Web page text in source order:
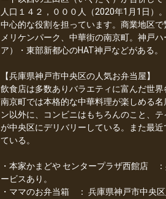
人口１４２，０００人（2020年1月1日）
中心的な役割を担っています。商業地区
メリケンパーク、中華街の南京町。神戸
ア）・東部新都心のHAT神戸などがある。
【兵庫県神戸市中央区の人気お弁当屋】
飲食店は多数ありバラエティに富んだ世
南京町では本格的な中華料理が楽しめる
ン以外に、コンビニはもちろんのこと、
が中央区にデリバリーしている。また最
ている。
・本家かまどや センタープラザ西館店
ービスあり。
・ママのお弁当箱 ： 兵庫県神戸市中央